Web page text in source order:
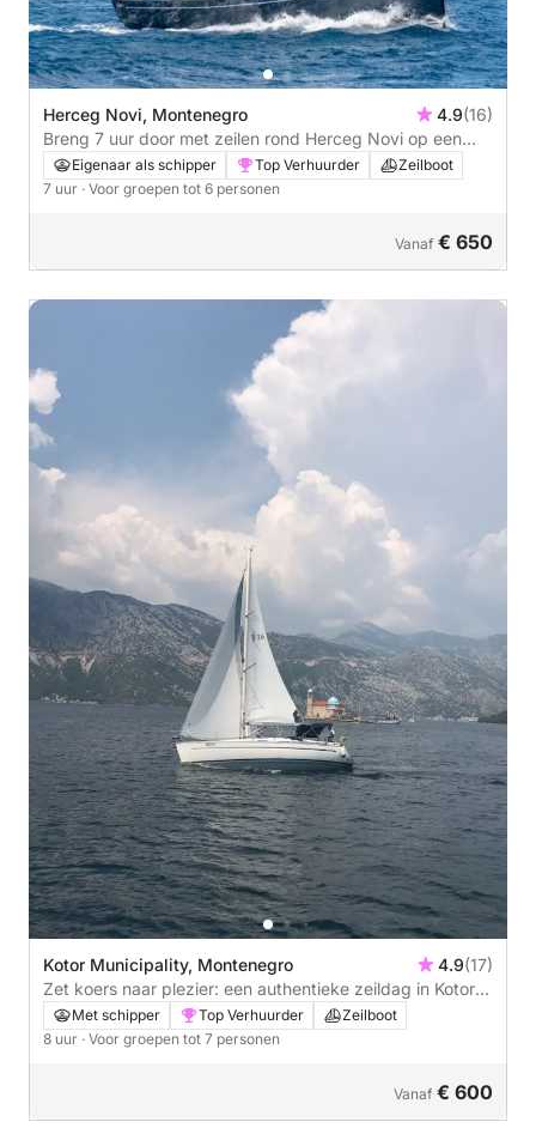
Herceg Novi, Montenegro 4.9(16)
Breng 7 uur door met zeilen rond Herceg Novi op een
zeilboot.
Eigenaar als schipper Top Verhuurder
Zeilboot
7 uur · Voor groepen tot 6 personen
Vanaf € 650
Kotor Municipality, Montenegro 4.9(17)
Zet koers naar plezier: een authentieke zeildag in Kotor
op een zeilboot.
Met schipper Top Verhuurder
Zeilboot
8 uur · Voor groepen tot 7 personen
Vanaf € 600